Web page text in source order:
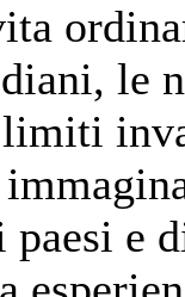
le
limiti
e